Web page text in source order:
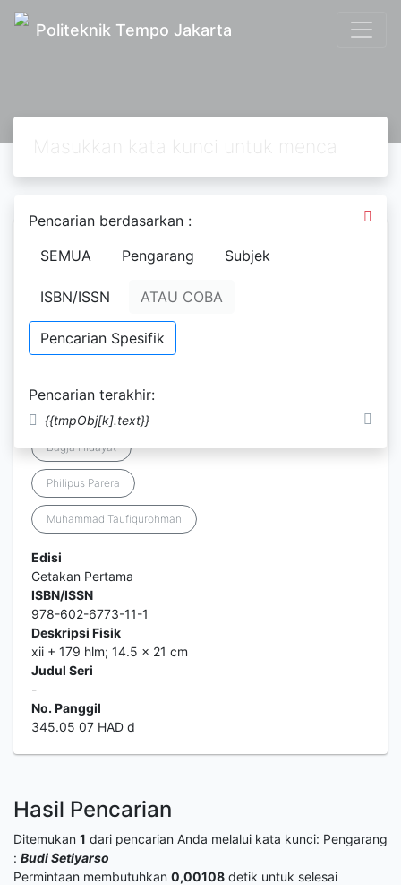
Politeknik Tempo Jakarta
Pencarian berdasarkan :
SEMUA
Pengarang Subjek
ISBN/ISSN ATAU COBA
Pencarian Spesifik
Pencarian terakhir:
{{tmpObj[k].text}}
Dibalik Investigasi Tempo
Toriq Hadad Budi Setiyarso
Mustafa Silalahi
Bagja Hidayat
Philipus Parera
Muhammad Taufiqurohman
Edisi
Cetakan Pertama
ISBN/ISSN
978-602-6773-11-1
Deskripsi Fisik
xii + 179 hlm; 14.5 x 21 cm
Judul Seri
-
No. Panggil
345.05 07 HAD d
Hasil Pencarian
Ditemukan 1 dari pencarian Anda melalui kata kunci: Pengarang
: Budi Setiyarso
Permintaan membutuhkan 0,00108 detik untuk selesai